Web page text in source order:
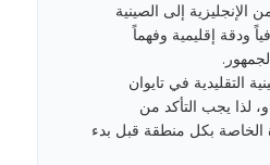
الإنجليزية إلى الصينية
ودقة إقليمية وفهماً
التقليدية في تايوان
لذا يجب التأكد من
الخاصة بكل منطقة قبل بدء